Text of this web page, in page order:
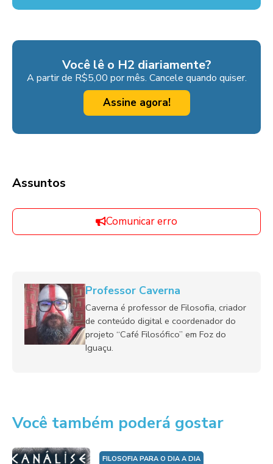
Você lê o H2 diariamente?
A partir de R$5,00 por mês. Cancele quando quiser.
Assine agora!
Assuntos
Comunicar erro
Professor Caverna
Caverna é professor de Filosofia, criador
de conteúdo digital e coordenador do
projeto “Café Filosófico” em Foz do
Iguaçu.
Você também poderá gostar
FILOSOFIA PARA O DIA A DIA